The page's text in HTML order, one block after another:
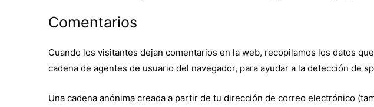
Comentarios
Cuando los visitantes dejan comentarios en la web, recopilamos los datos
cadena de agentes de usuario del navegador, para ayudar a la detección de
Una cadena anónima creada a partir de tu dirección de correo electrónico